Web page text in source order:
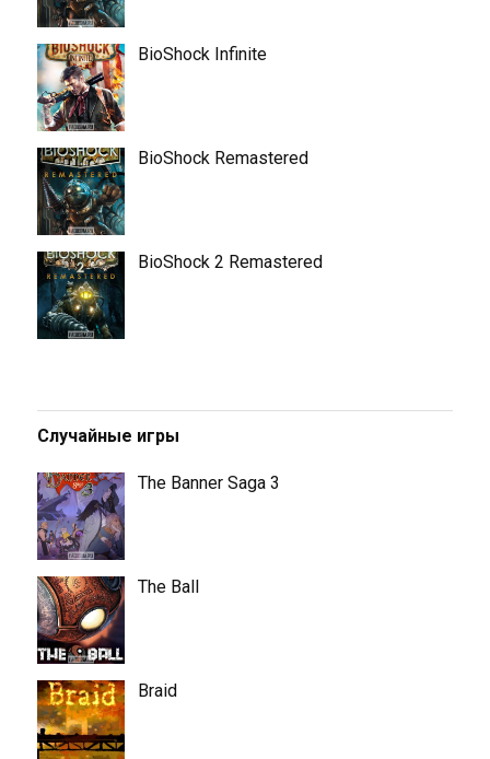
BioShock Infinite
BioShock Remastered
BioShock 2 Remastered
Случайные игры
The Banner Saga 3
The Ball
Braid